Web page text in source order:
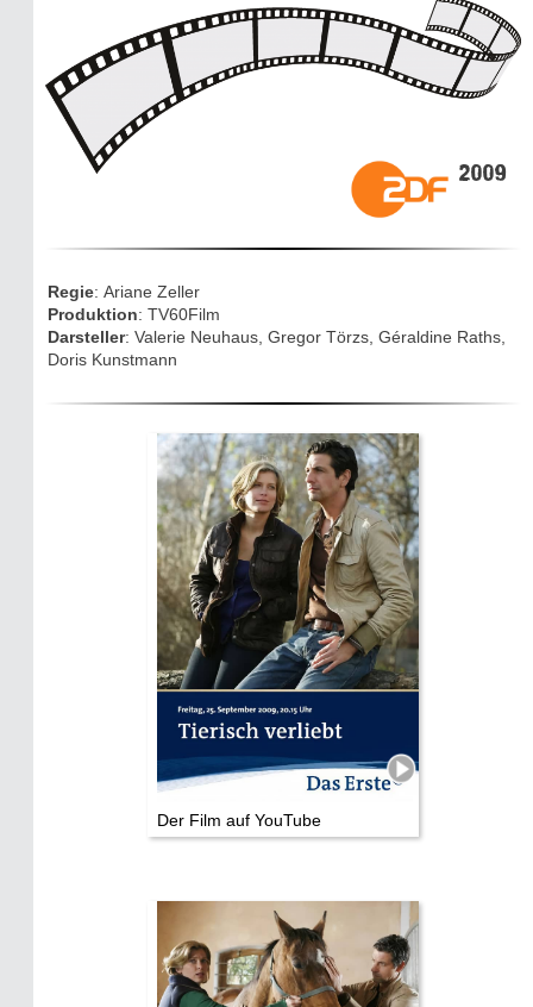
Mythen, Märchen & Legenden (2025)
Eifelkarte:
Eifelkrimi: Keine Gutenachtgeschichte
TV & Kino
Die Stars:
Wer hat wo gedreht?
Mediathek
Impressum
Datenschutz
2009
Regie: Ariane Zeller
Produktion: TV60Film
Darsteller: Valerie Neuhaus, Gregor Törzs, Géraldine Raths,
Doris Kunstmann
Der Film auf YouTube